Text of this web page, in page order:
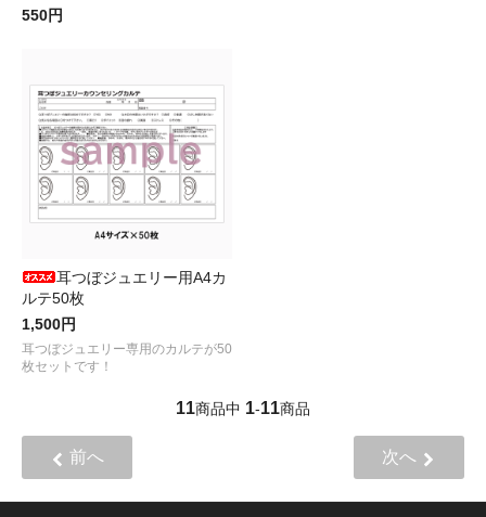
550円
耳つぼジュエリー用A4カ
ルテ50枚
1,500円
耳つぼジュエリー専用のカルテが50
枚セットです！
11商品中 1-11商品
前へ 次へ